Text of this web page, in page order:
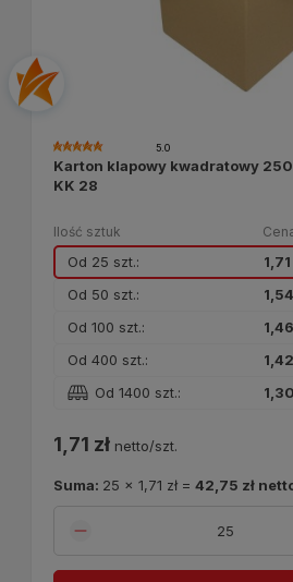
Karton klapowy kwadratowy
KK 28
5.0
Ilość sztuk
Od 25 szt.: 1,71
Od 50 szt.:
Od 100 szt.:
Od 400 szt.:
Od 1400 szt.:
1,71 zł netto/szt.
Suma: 25 x 1,71 zł = 42,75 zł